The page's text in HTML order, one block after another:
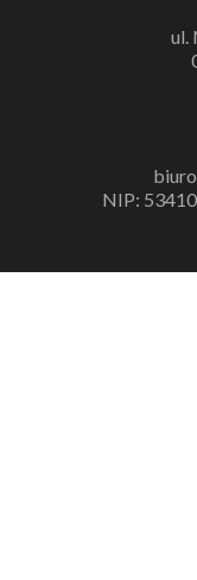
ul.
NIP: